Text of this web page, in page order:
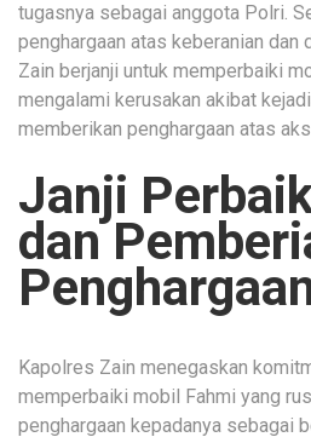
tugasnya sebagai anggota Polri.
penghargaan atas keberanian dan
Zain berjanji untuk memperbaiki
mengalami kerusakan akibat
memberikan penghargaan atas
Janji
dan
Kapolres Zain menegaskan
memperbaiki mobil Fahmi yang
penghargaan kepadanya sebagai